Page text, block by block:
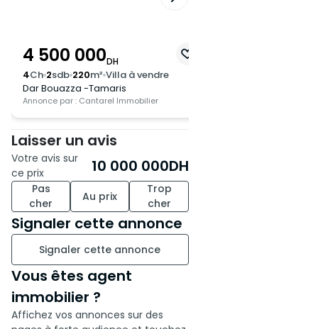
contactez-nous au 79.
4 500 000DH
4Ch 2sdb 220m² Villa à vendre
Dar Bouazza -Tamaris
Annonce par : Cantarel Immobilier
Laisser un avis
Votre avis sur
ce prix
10 000 000DH
Pas
cher
Au prix
Trop
cher
Signaler cette annonce
Signaler cette annonce
Vous êtes agent
immobilier ?
Affichez vos annonces sur des